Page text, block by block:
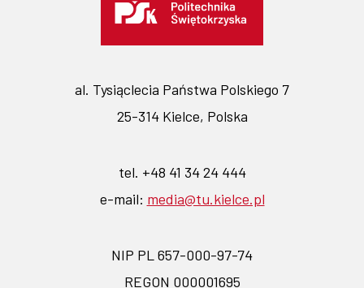
al. Tysiąclecia Państwa Polskiego 7
25-314 Kielce, Polska
tel. +48 41 34 24 444
e-mail: media@tu.kielce.pl
NIP PL 657-000-97-74
REGON 000001695